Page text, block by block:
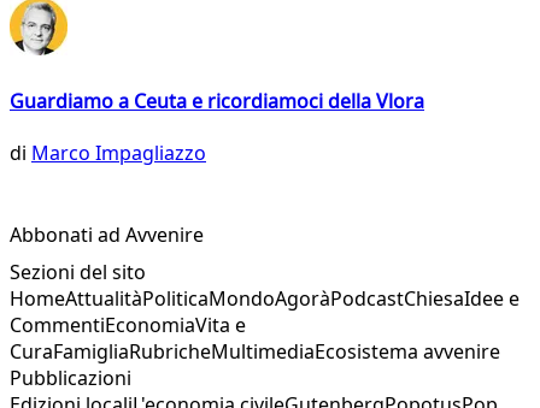
Guardiamo a Ceuta e ricordiamoci della Vlora
di Marco Impagliazzo
Abbonati ad Avvenire
Sezioni del sito
HomeAttualitàPoliticaMondoAgoràPodcastChiesaIdee e
CommentiEconomiaVita e
CuraFamigliaRubricheMultimediaEcosistema avvenire
Pubblicazioni